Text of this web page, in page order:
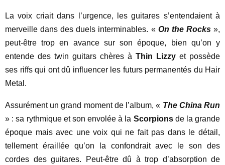
La voix criait dans l’urgence, les guitares s’entendaient à
merveille dans des duels interminables. « On the Rocks»,
peut-être trop en avance sur son époque, bien qu’on y
entende des twin guitars chères à Thin Lizzy et possède
ses riffs qui ont dû influencer les futurs permanentés du Hair
Metal.
Assurément un grand moment de l’album, « The China Run
» : sa rythmique et son envolée à la Scorpionsde la grande
époque mais avec une voix qui ne fait pas dans le détail,
tellement éraillée qu’on la confondrait avec le son des
cordes des guitares. Peut-être dû à trop d’absorption de